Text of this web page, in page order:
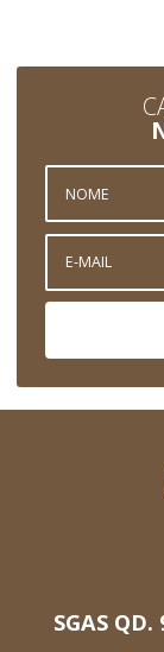
SGAS QD.